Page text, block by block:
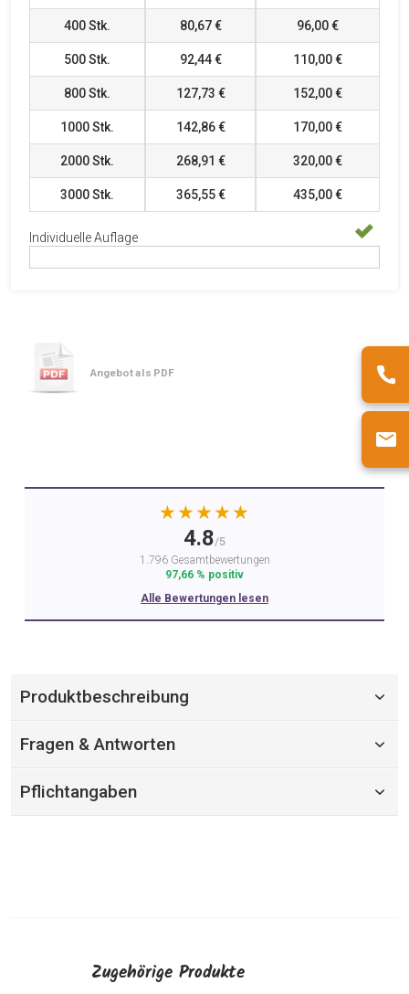
400Stk. 80,67 € 96,00 €
500Stk. 92,44 € 110,00 €
800Stk. 127,73 € 152,00 €
1000Stk. 142,86 € 170,00 €
2000Stk. 268,91 € 320,00 €
3000Stk. 365,55 € 435,00 €
Individuelle Auflage
Angebot als PDF
★★★★★
4.8/5
1.796 Gesamtbewertungen
97,66 % positiv
Alle Bewertungen lesen
Produktbeschreibung
Fragen & Antworten
Pflichtangaben
Zugehörige Produkte